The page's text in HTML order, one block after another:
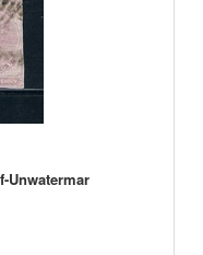
Unwatermar